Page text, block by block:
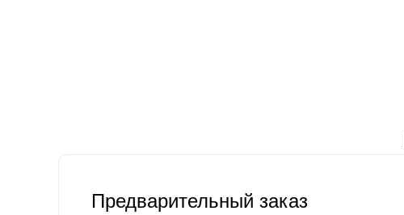
Предварительный заказ